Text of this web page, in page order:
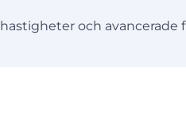
och avancerade